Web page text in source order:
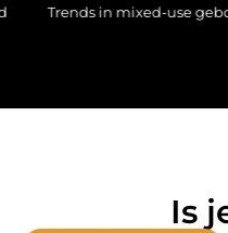
mixed-use gebouwen volgens
Is